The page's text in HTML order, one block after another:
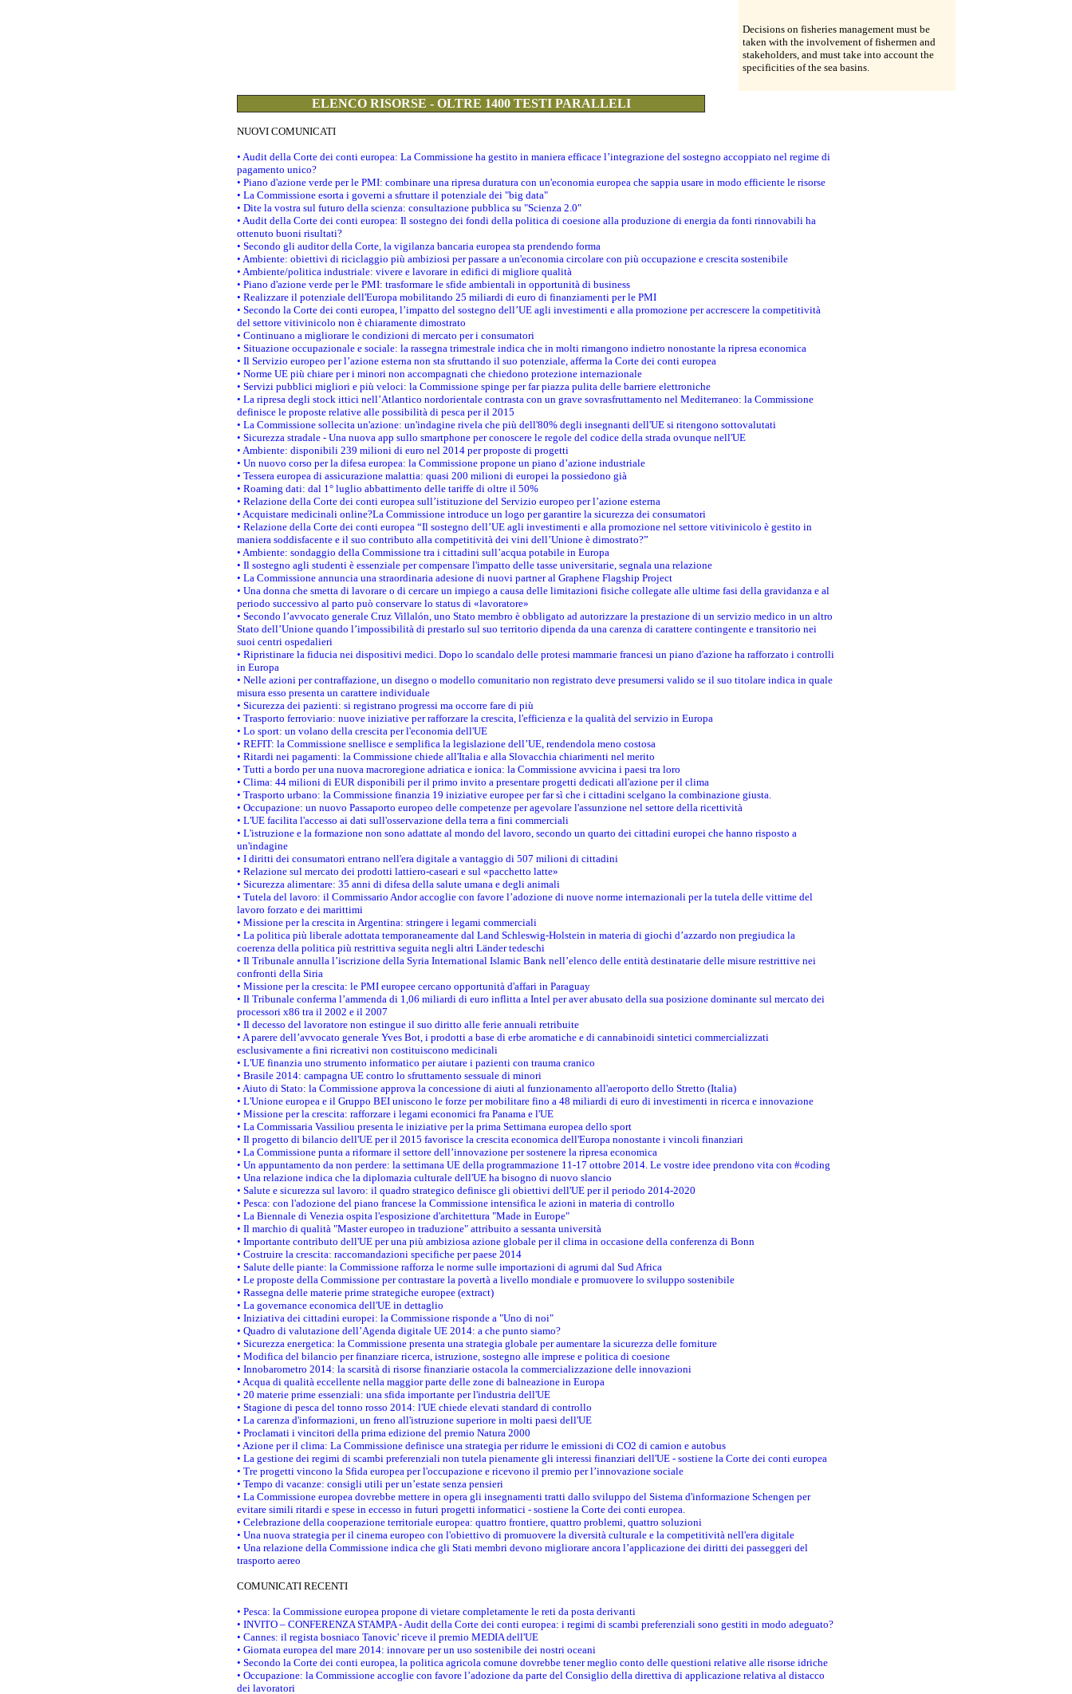
Decisions on fisheries management must be
taken with the involvement of fishermen and
stakeholders, and must take into account the
specificities of the sea basins.
ELENCO RISORSE - OLTRE 1400 TESTI PARALLELI
NUOVI COMUNICATI
• Audit della Corte dei conti europea: La Commissione ha gestito in maniera efficace l’integrazione del sostegno accoppiato nel regime di
pagamento unico?
• Piano d'azione verde per le PMI: combinare una ripresa duratura con un'economia europea che sappia usare in modo efficiente le risorse
• La Commissione esorta i governi a sfruttare il potenziale dei "big data"
• Dite la vostra sul futuro della scienza: consultazione pubblica su "Scienza 2.0"
• Audit della Corte dei conti europea: Il sostegno dei fondi della politica di coesione alla produzione di energia da fonti rinnovabili ha
ottenuto buoni risultati?
• Secondo gli auditor della Corte, la vigilanza bancaria europea sta prendendo forma
• Ambiente: obiettivi di riciclaggio più ambiziosi per passare a un'economia circolare con più occupazione e crescita sostenibile
• Ambiente/politica industriale: vivere e lavorare in edifici di migliore qualità
• Piano d'azione verde per le PMI: trasformare le sfide ambientali in opportunità di business
• Realizzare il potenziale dell'Europa mobilitando 25 miliardi di euro di finanziamenti per le PMI
• Secondo la Corte dei conti europea, l’impatto del sostegno dell’UE agli investimenti e alla promozione per accrescere la competitività
del settore vitivinicolo non è chiaramente dimostrato
• Continuano a migliorare le condizioni di mercato per i consumatori
• Situazione occupazionale e sociale: la rassegna trimestrale indica che in molti rimangono indietro nonostante la ripresa economica
• Il Servizio europeo per l’azione esterna non sta sfruttando il suo potenziale, afferma la Corte dei conti europea
• Norme UE più chiare per i minori non accompagnati che chiedono protezione internazionale
• Servizi pubblici migliori e più veloci: la Commissione spinge per far piazza pulita delle barriere elettroniche
• La ripresa degli stock ittici nell’Atlantico nordorientale contrasta con un grave sovrasfruttamento nel Mediterraneo: la Commissione
definisce le proposte relative alle possibilità di pesca per il 2015
• La Commissione sollecita un'azione: un'indagine rivela che più dell'80% degli insegnanti dell'UE si ritengono sottovalutati
• Sicurezza stradale - Una nuova app sullo smartphone per conoscere le regole del codice della strada ovunque nell'UE
• Ambiente: disponibili 239 milioni di euro nel 2014 per proposte di progetti
• Un nuovo corso per la difesa europea: la Commissione propone un piano d’azione industriale
• Tessera europea di assicurazione malattia: quasi 200 milioni di europei la possiedono già
• Roaming dati: dal 1° luglio abbattimento delle tariffe di oltre il 50%
• Relazione della Corte dei conti europea sull’istituzione del Servizio europeo per l’azione esterna
• Acquistare medicinali online?La Commissione introduce un logo per garantire la sicurezza dei consumatori
• Relazione della Corte dei conti europea “Il sostegno dell’UE agli investimenti e alla promozione nel settore vitivinicolo è gestito in
maniera soddisfacente e il suo contributo alla competitività dei vini dell’Unione è dimostrato?”
• Ambiente: sondaggio della Commissione tra i cittadini sull’acqua potabile in Europa
• Il sostegno agli studenti è essenziale per compensare l'impatto delle tasse universitarie, segnala una relazione
• La Commissione annuncia una straordinaria adesione di nuovi partner al Graphene Flagship Project
• Una donna che smetta di lavorare o di cercare un impiego a causa delle limitazioni fisiche collegate alle ultime fasi della gravidanza e al
periodo successivo al parto può conservare lo status di «lavoratore»
• Secondo l’avvocato generale Cruz Villalón, uno Stato membro è obbligato ad autorizzare la prestazione di un servizio medico in un altro
Stato dell’Unione quando l’impossibilità di prestarlo sul suo territorio dipenda da una carenza di carattere contingente e transitorio nei
suoi centri ospedalieri
• Ripristinare la fiducia nei dispositivi medici. Dopo lo scandalo delle protesi mammarie francesi un piano d'azione ha rafforzato i controlli
in Europa
• Nelle azioni per contraffazione, un disegno o modello comunitario non registrato deve presumersi valido se il suo titolare indica in quale
misura esso presenta un carattere individuale
• Sicurezza dei pazienti: si registrano progressi ma occorre fare di più
• Trasporto ferroviario: nuove iniziative per rafforzare la crescita, l'efficienza e la qualità del servizio in Europa
• Lo sport: un volano della crescita per l'economia dell'UE
• REFIT: la Commissione snellisce e semplifica la legislazione dell’UE, rendendola meno costosa
• Ritardi nei pagamenti: la Commissione chiede all'Italia e alla Slovacchia chiarimenti nel merito
• Tutti a bordo per una nuova macroregione adriatica e ionica: la Commissione avvicina i paesi tra loro
• Clima: 44 milioni di EUR disponibili per il primo invito a presentare progetti dedicati all'azione per il clima
• Trasporto urbano: la Commissione finanzia 19 iniziative europee per far sì che i cittadini scelgano la combinazione giusta.
• Occupazione: un nuovo Passaporto europeo delle competenze per agevolare l'assunzione nel settore della ricettività
• L'UE facilita l'accesso ai dati sull'osservazione della terra a fini commerciali
• L'istruzione e la formazione non sono adattate al mondo del lavoro, secondo un quarto dei cittadini europei che hanno risposto a
un'indagine
• I diritti dei consumatori entrano nell'era digitale a vantaggio di 507 milioni di cittadini
• Relazione sul mercato dei prodotti lattiero-caseari e sul «pacchetto latte»
• Sicurezza alimentare: 35 anni di difesa della salute umana e degli animali
• Tutela del lavoro: il Commissario Andor accoglie con favore l’adozione di nuove norme internazionali per la tutela delle vittime del
lavoro forzato e dei marittimi
• Missione per la crescita in Argentina: stringere i legami commerciali
• La politica più liberale adottata temporaneamente dal Land Schleswig-Holstein in materia di giochi d’azzardo non pregiudica la
coerenza della politica più restrittiva seguita negli altri Länder tedeschi
• Il Tribunale annulla l’iscrizione della Syria International Islamic Bank nell’elenco delle entità destinatarie delle misure restrittive nei
confronti della Siria
• Missione per la crescita: le PMI europee cercano opportunità d'affari in Paraguay
• Il Tribunale conferma l’ammenda di 1,06 miliardi di euro inflitta a Intel per aver abusato della sua posizione dominante sul mercato dei
processori x86 tra il 2002 e il 2007
• Il decesso del lavoratore non estingue il suo diritto alle ferie annuali retribuite
• A parere dell’avvocato generale Yves Bot, i prodotti a base di erbe aromatiche e di cannabinoidi sintetici commercializzati
esclusivamente a fini ricreativi non costituiscono medicinali
• L'UE finanzia uno strumento informatico per aiutare i pazienti con trauma cranico
• Brasile 2014: campagna UE contro lo sfruttamento sessuale di minori
• Aiuto di Stato: la Commissione approva la concessione di aiuti al funzionamento all'aeroporto dello Stretto (Italia)
• L'Unione europea e il Gruppo BEI uniscono le forze per mobilitare fino a 48 miliardi di euro di investimenti in ricerca e innovazione
• Missione per la crescita: rafforzare i legami economici fra Panama e l'UE
• La Commissaria Vassiliou presenta le iniziative per la prima Settimana europea dello sport
• Il progetto di bilancio dell'UE per il 2015 favorisce la crescita economica dell'Europa nonostante i vincoli finanziari
• La Commissione punta a riformare il settore dell’innovazione per sostenere la ripresa economica
• Un appuntamento da non perdere: la settimana UE della programmazione 11-17 ottobre 2014. Le vostre idee prendono vita con #coding
• Una relazione indica che la diplomazia culturale dell'UE ha bisogno di nuovo slancio
• Salute e sicurezza sul lavoro: il quadro strategico definisce gli obiettivi dell'UE per il periodo 2014-2020
• Pesca: con l'adozione del piano francese la Commissione intensifica le azioni in materia di controllo
• La Biennale di Venezia ospita l'esposizione d'architettura "Made in Europe"
• Il marchio di qualità "Master europeo in traduzione" attribuito a sessanta università
• Importante contributo dell'UE per una più ambiziosa azione globale per il clima in occasione della conferenza di Bonn
• Costruire la crescita: raccomandazioni specifiche per paese 2014
• Salute delle piante: la Commissione rafforza le norme sulle importazioni di agrumi dal Sud Africa
• Le proposte della Commissione per contrastare la povertà a livello mondiale e promuovere lo sviluppo sostenibile
• Rassegna delle materie prime strategiche europee (extract)
• La governance economica dell'UE in dettaglio
• Iniziativa dei cittadini europei: la Commissione risponde a "Uno di noi"
• Quadro di valutazione dell’Agenda digitale UE 2014: a che punto siamo?
• Sicurezza energetica: la Commissione presenta una strategia globale per aumentare la sicurezza delle forniture
• Modifica del bilancio per finanziare ricerca, istruzione, sostegno alle imprese e politica di coesione
• Innobarometro 2014: la scarsità di risorse finanziarie ostacola la commercializzazione delle innovazioni
• Acqua di qualità eccellente nella maggior parte delle zone di balneazione in Europa
• 20 materie prime essenziali: una sfida importante per l'industria dell'UE
• Stagione di pesca del tonno rosso 2014: l'UE chiede elevati standard di controllo
• La carenza d'informazioni, un freno all'istruzione superiore in molti paesi dell'UE
• Proclamati i vincitori della prima edizione del premio Natura 2000
• Azione per il clima: La Commissione definisce una strategia per ridurre le emissioni di CO2 di camion e autobus
• La gestione dei regimi di scambi preferenziali non tutela pienamente gli interessi finanziari dell'UE - sostiene la Corte dei conti europea
• Tre progetti vincono la Sfida europea per l'occupazione e ricevono il premio per l’innovazione sociale
• Tempo di vacanze: consigli utili per un’estate senza pensieri
• La Commissione europea dovrebbe mettere in opera gli insegnamenti tratti dallo sviluppo del Sistema d'informazione Schengen per
evitare simili ritardi e spese in eccesso in futuri progetti informatici - sostiene la Corte dei conti europea.
• Celebrazione della cooperazione territoriale europea: quattro frontiere, quattro problemi, quattro soluzioni
• Una nuova strategia per il cinema europeo con l'obiettivo di promuovere la diversità culturale e la competitività nell'era digitale
• Una relazione della Commissione indica che gli Stati membri devono migliorare ancora l’applicazione dei diritti dei passeggeri del
trasporto aereo
COMUNICATI RECENTI
• Pesca: la Commissione europea propone di vietare completamente le reti da posta derivanti
• INVITO – CONFERENZA STAMPA - Audit della Corte dei conti europea: i regimi di scambi preferenziali sono gestiti in modo adeguato?
• Cannes: il regista bosniaco Tanovic' riceve il premio MEDIA dell'UE
• Giornata europea del mare 2014: innovare per un uso sostenibile dei nostri oceani
• Secondo la Corte dei conti europea, la politica agricola comune dovrebbe tener meglio conto delle questioni relative alle risorse idriche
• Occupazione: la Commissione accoglie con favore l’adozione da parte del Consiglio della direttiva di applicazione relativa al distacco
dei lavoratori